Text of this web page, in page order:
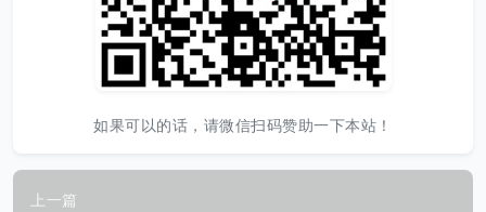
如果可以的话，请微信扫码赞助一下本站！
上一篇